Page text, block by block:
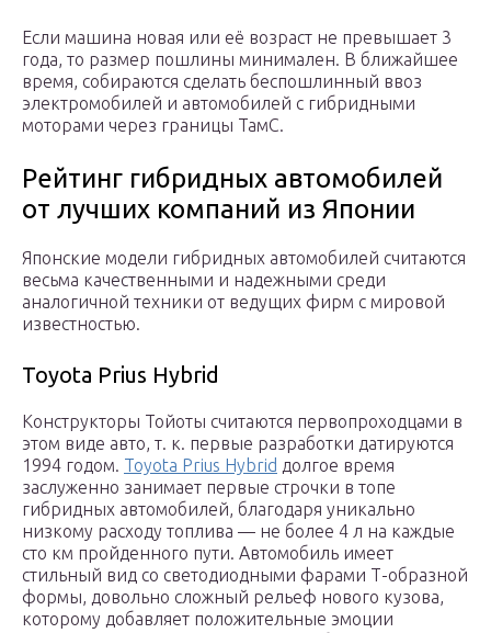
Если машина новая или её возраст не превышает 3
года, то размер пошлины минимален. В ближайшее
время, собираются сделать беспошлинный ввоз
электромобилей и автомобилей с гибридными
моторами через границы ТамС.
Рейтинг гибридных автомобилей
от лучших компаний из Японии
Японские модели гибридных автомобилей считаются
весьма качественными и надежными среди
аналогичной техники от ведущих фирм с мировой
известностью.
Toyota Prius Hybrid
Конструкторы Тойоты считаются первопроходцами в
этом виде авто, т. к. первые разработки датируются
1994 годом. Toyota Prius Hybrid долгое время
заслуженно занимает первые строчки в топе
гибридных автомобилей, благодаря уникально
низкому расходу топлива — не более 4 л на каждые
сто км пройденного пути. Автомобиль имеет
стильный вид со светодиодными фарами Т-образной
формы, довольно сложный рельеф нового кузова,
которому добавляет положительные эмоции